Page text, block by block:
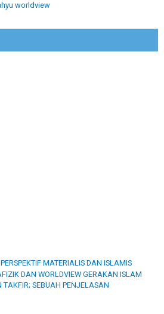
worldview
MATERIALIS DAN ISLAMIS
DAN WORLDVIEW GERAKAN ISLAM
TAKFIR; SEBUAH PENJELASAN